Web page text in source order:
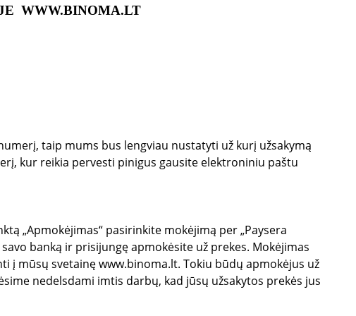
WWW.BINOMA.LT
taip mums bus lengviau nustatyti už kurį užsakymą
kur reikia pervesti pinigus gausite elektroniniu paštu
„Apmokėjimas“ pasirinkite mokėjimą per „Paysera
banką ir prisijungę apmokėsite už prekes. Mokėjimas
į mūsų svetainęwww.binoma.lt. Tokiu būdų apmokėjus už
nedelsdami imtis darbų, kad jūsų užsakytos prekės jus